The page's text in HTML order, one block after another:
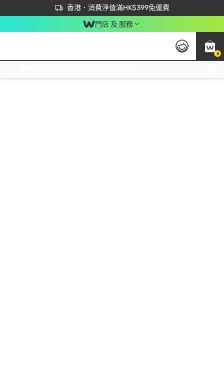
香港．消費淨值滿HK$399免運費
立即成為易賞錢會員盡享獨家優惠
首次APP下單買滿$450 輸入 NEWAPP 即減$50
門店 及 服務
0